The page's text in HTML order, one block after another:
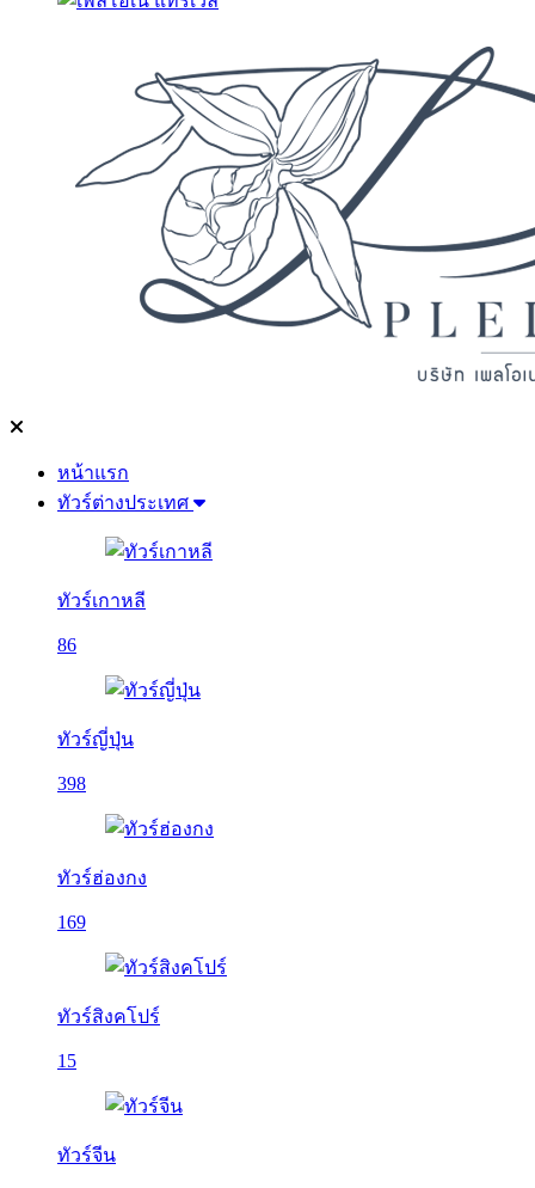
หน้าแรก
ทัวร์ต่างประเทศ
ทัวร์เกาหลี
86
ทัวร์ญี่ปุ่น
398
ทัวร์ฮ่องกง
169
ทัวร์สิงคโปร์
15
ทัวร์จีน